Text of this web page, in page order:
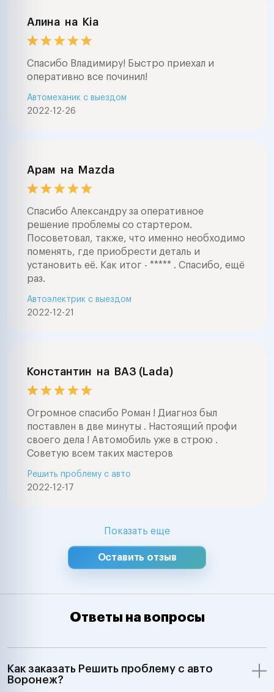
Алина на Kia
Спасибо Владимиру! Быстро приехал и
оперативно все починил!
2022-12-26
Автомеханик с выездом
Арам на Mazda
Спасибо Александру за оперативное
решение проблемы со стартером.
Посоветовал, также, что именно необходимо
поменять, где приобрести деталь и
установить её. Как итог - ***** . Спасибо, ещё
раз.
2022-12-21
Автоэлектрик с выездом
Константин на ВАЗ (Lada)
Огромное спасибо Роман ! Диагноз был
поставлен в две минуты . Настоящий профи
своего дела ! Автомобиль уже в строю .
Советую всем таких мастеров
2022-12-17
Решить проблему с авто
Показать еще
Оставить отзыв
Ответы на вопросы
Как заказать Решить проблему с авто
Воронеж?